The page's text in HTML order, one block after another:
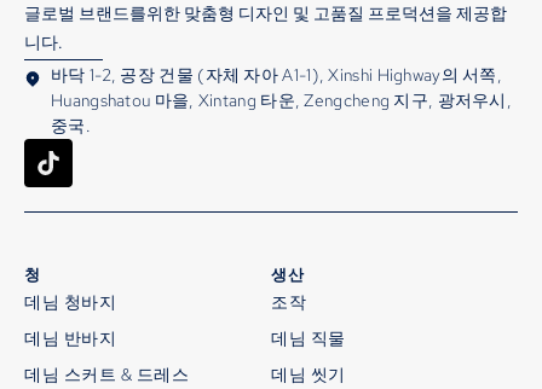
글로벌 브랜드를위한 맞춤형 디자인 및 고품질 프로덕션을 제공합
니다.
바닥 1-2, 공장 건물 (자체 자아 A1-1), Xinshi Highway의 서쪽,
Huangshatou 마을, Xintang 타운, Zengcheng 지구, 광저우시,
중국.
청
데님 청바지
데님 반바지
데님 스커트 & 드레스
생산
조작
데님 직물
데님 씻기